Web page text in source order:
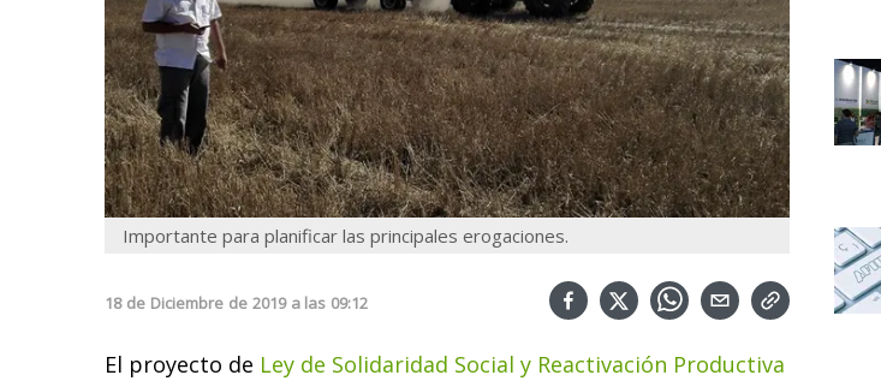
Importante para planificar las principales erogaciones.
18 de Diciembre de 2019 a las 09:12
El proyecto de Ley de Solidaridad Social y Reactivación Productiva